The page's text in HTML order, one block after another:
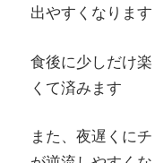
出やすくなります
食後に少しだけ
くて済みます
また、夜遅くに